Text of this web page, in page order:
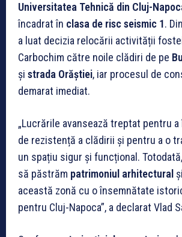
Universitatea Tehnică din Cluj-
încadrat în clasa de risc seismic 1.
a luat decizia relocării activității
Carbochim către noile clădiri de pe
și strada Orăștiei, iar procesul de
demarat imediat.
„Lucrările avansează treptat pentru
de rezistență a clădirii și pentru a o
un spațiu sigur și funcțional.
să păstrăm patrimoniul arhitectural
această zonă cu o însemnătate
pentru Cluj-Napoca”, a declarat Vlad